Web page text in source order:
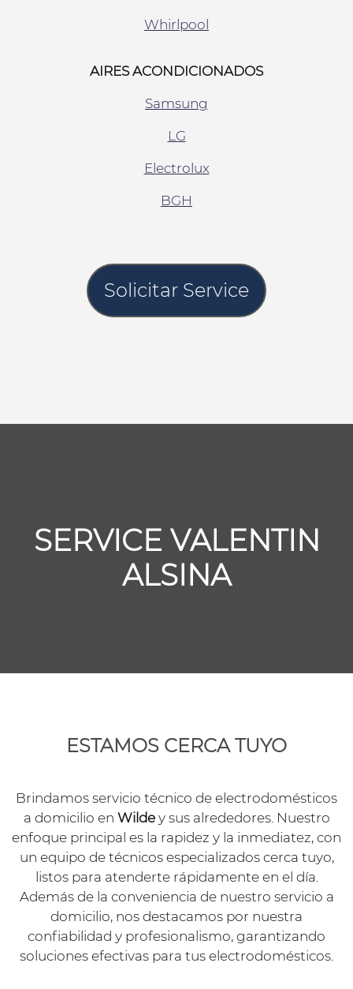
Whirlpool
AIRES ACONDICIONADOS
Samsung
LG
Electrolux
BGH
Solicitar Service
SERVICE VALENTIN
ALSINA
ESTAMOS CERCA TUYO
Brindamos servicio técnico de electrodomésticos
a domicilio en Wildey sus alrededores. Nuestro
enfoque principal es la rapidez y la inmediatez, con
un equipo de técnicos especializados cerca tuyo,
listos para atenderte rápidamente en el día.
Además de la conveniencia de nuestro servicio a
domicilio, nos destacamos por nuestra
confiabilidad y profesionalismo, garantizando
soluciones efectivas para tus electrodomésticos.